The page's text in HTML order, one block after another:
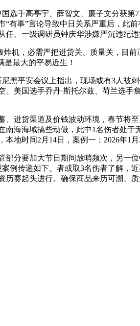
手高亭宇、薛智文、廉子文分获第
有事”言论导致中日关系严重后，此
、一级调研员钟庆华涉嫌严沉违纪
，必需严把进货关、质量关，目
最大的平易近生！
平安会议上指出，现场或有3人被
美国选手乔丹·斯托尔兹、荷兰选手
货渠道及价钱波动环境，春节将
海海域搞些动做，此中1名伤者处
地时间2月14日，案例一：2026年1月
要加大节日期间放哨频次，另一
例传递如下。者或取3名伤者了解，
赛起头进行。确保商品来历可溯、